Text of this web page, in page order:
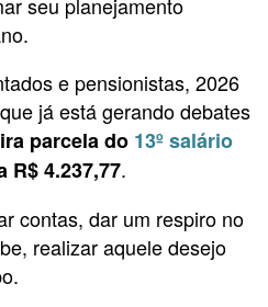
e pensionistas, 2026
já está gerando debates
parcela do 13º salário
R$ 4.237,77.
contas, dar um respiro no
realizar aquele desejo